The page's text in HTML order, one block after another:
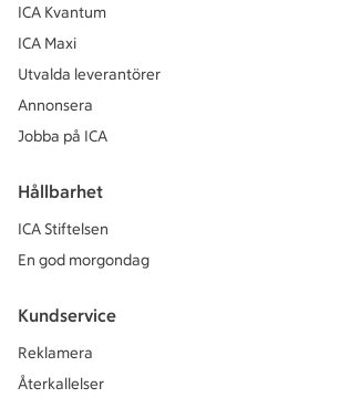
ICA Kvantum
ICA Maxi
Utvalda leverantörer
Annonsera
Jobba på ICA
Hållbarhet
ICA Stiftelsen
En god morgondag
Kundservice
Reklamera
Återkallelser